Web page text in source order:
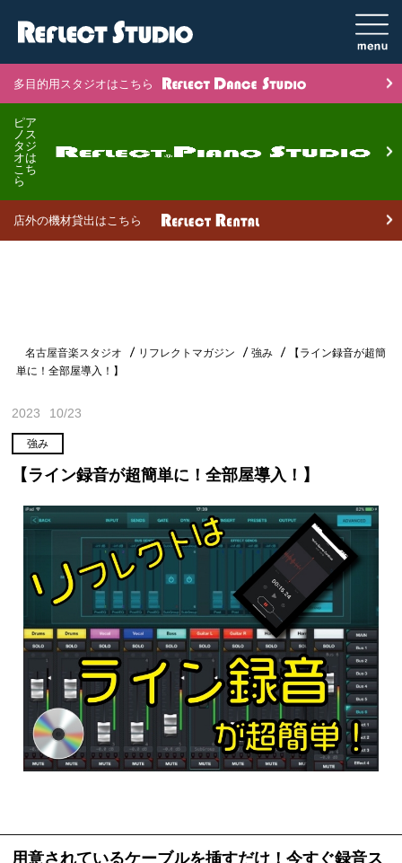
多目的用スタジオはこちら
ピア
ノス
タジ
オは
こち
ら
店外の機材貸出はこちら
名古屋音楽スタジオ リフレクトマガジン 強み
【ライン録音が超簡
単に！全部屋導入！】
2023 10/23
強み
【ライン録音が超簡単に！全部屋導入！】
用意されているケーブルを挿すだけ！今すぐ録音ス